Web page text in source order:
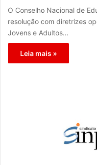
O Conselho Nacional de
resolução com diretrizes
Jovens e Adultos…
Leia mais »